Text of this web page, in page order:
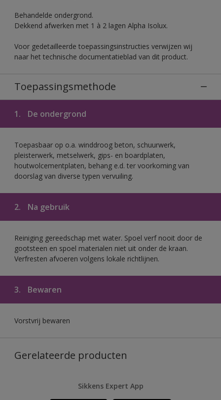
Behandelde ondergrond.
Dekkend afwerken met 1 à 2 lagen Alpha Isolux.
Voor gedetailleerde toepassingsinstructies verwijzen wij
naar het technische documentatieblad van dit product.
Toepassingsmethode
1. De ondergrond
Toepasbaar op o.a. winddroog beton, schuurwerk,
pleisterwerk, metselwerk, gips- en boardplaten,
houtwolcementplaten, behang e.d. ter voorkoming van
doorslag van diverse typen vervuiling.
2. Na gebruik
Reiniging gereedschap met water. Spoel verf nooit door de
gootsteen en spoel materialen niet uit onder de kraan.
Verfresten afvoeren volgens lokale richtlijnen.
3. Bewaren
Vorstvrij bewaren
Gerelateerde producten
Sikkens Expert App